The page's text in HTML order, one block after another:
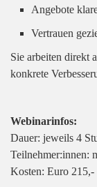
Angebote
Vertrauen
Sie arbeiten direkt
konkrete
Webinarinfos:
Dauer: jeweils 4
Teilnehmer:innen:
Kosten: Euro 215,-